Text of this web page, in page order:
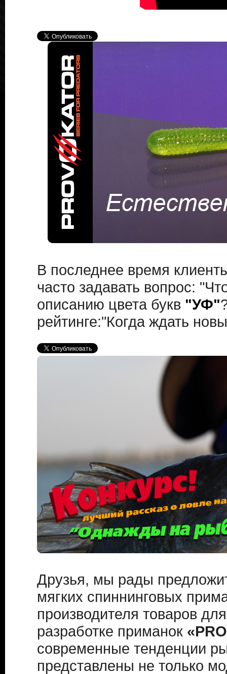
В последнее время
часто задавать вопрос:
описанию цвета букв "УФ"
рейтинге:"Когда ждать
Друзья, мы рады
мягких спиннинговых
производителя товаров
разработке приманок
современные тенденции
представлены не только